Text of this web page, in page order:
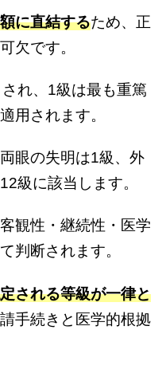
に直結するため、正
欠です。
れ、1級は最も重篤
用されます。
眼の失明は1級、外
級に該当します。
観性・継続性・医学
判断されます。
される等級が一律と
手続きと医学的根拠